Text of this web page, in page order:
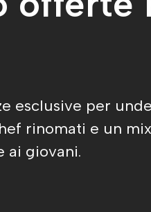
esclusive per
rinomati e un
ai giovani.